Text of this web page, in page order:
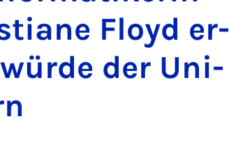
Floyd er­
der Uni­